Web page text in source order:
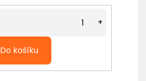
+
Do košíku